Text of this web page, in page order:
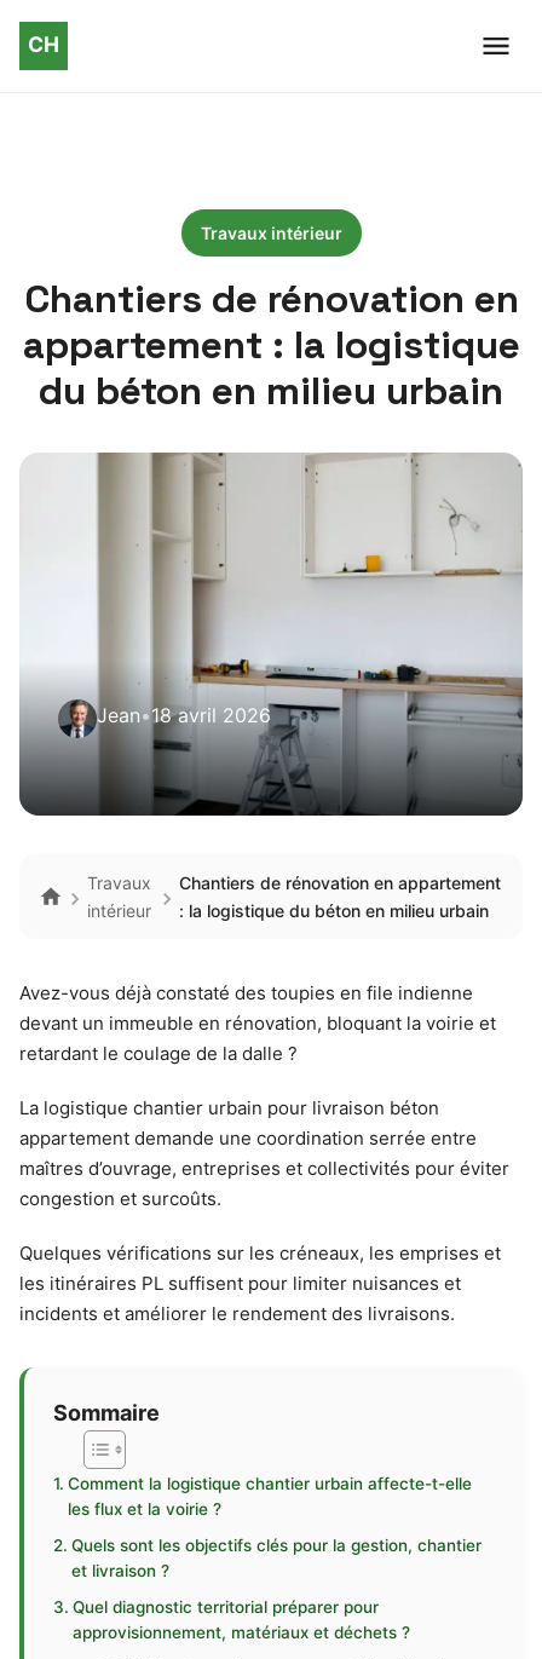
Travaux intérieur
Chantiers de rénovation en
appartement : la logistique
du béton en milieu urbain
Jean•18 avril 2026
Travaux
intérieur
Chantiers de rénovation en appartement
: la logistique du béton en milieu urbain
Avez-vous déjà constaté des toupies en file indienne
devant un immeuble en rénovation, bloquant la voirie et
retardant le coulage de la dalle ?
La logistique chantier urbain pour livraison béton
appartement demande une coordination serrée entre
maîtres d’ouvrage, entreprises et collectivités pour éviter
congestion et surcoûts.
Quelques vérifications sur les créneaux, les emprises et
les itinéraires PL suffisent pour limiter nuisances et
incidents et améliorer le rendement des livraisons.
Sommaire
Comment la logistique chantier urbain affecte-t-elle
les flux et la voirie ?
Quels sont les objectifs clés pour la gestion, chantier
et livraison ?
Quel diagnostic territorial préparer pour
approvisionnement, matériaux et déchets ?